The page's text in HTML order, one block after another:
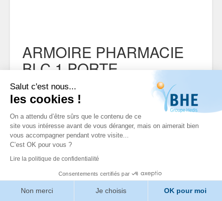
Salut c'est nous...
les cookies !
On a attendu d’être sûrs que le contenu de ce
site vous intéresse avant de vous déranger, mais on aimerait bien
vous accompagner pendant votre visite...
C’est OK pour vous ?
Lire la politique de confidentialité
Consentements certifiés par
Non merci Je choisis OK pour moi
ARMOIRE PHARMACIE
BLC 1 PORTE
Référence: 004009 / 004009
Aucune description n'est disponible pour ce
produit